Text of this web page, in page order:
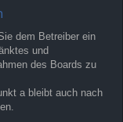
dem Betreiber ein
und
des Boards zu
a bleibt auch nach